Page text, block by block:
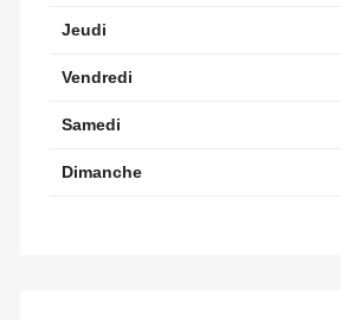
Jeudi
Vendredi
Samedi
Dimanche